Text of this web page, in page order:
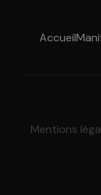
Accueil
Mentions